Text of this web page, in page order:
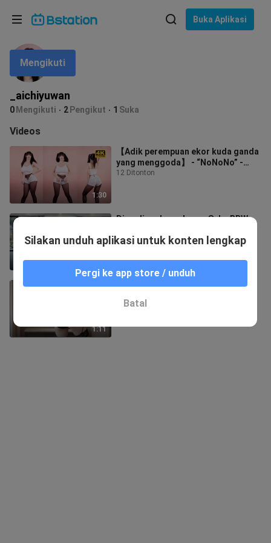
Buka Aplikasi
_aichiyuwan
0 Mengikuti 2 Pengikut 1 Suka
Mengikuti
Videos
1:30
【Adik perempuan ekor kuda ganda
yang menggoda】 - “NoNoNo” -
Layar vertikal 4K
12 Ditonton
0:56
Ding ding dong dong~ Suka BBW
129 Ditonton
1:11
"Korlom Besar – Versi BBW"
Silakan unduh aplikasi untuk konten lengkap
Pergi ke app store / unduh
Batal
Bahasa: Bahasa Indonesia
Pilih bahasa
English
ภาษาไทย
Tiếng Việt
Bahasa Melayu